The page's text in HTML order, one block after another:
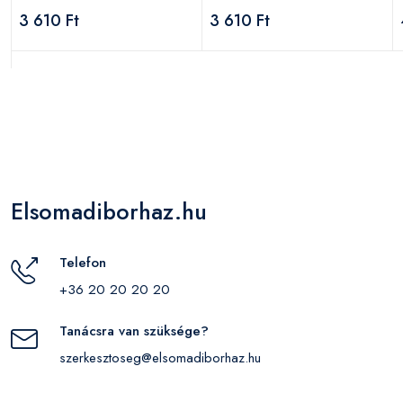
3 610 Ft 3 610 Ft
Elsomadiborhaz.hu
Telefon
+36 20 20 20 20
Tanácsra van szüksége?
szerkesztoseg@elsomadiborhaz.hu